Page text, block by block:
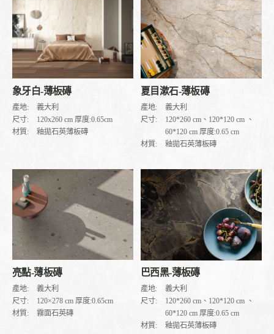
象牙白-薄板磚
產地:
義大利
尺寸:
120x260 cm 厚度:0.65cm
材質:
釉拋石英薄板磚
夏目漱石-薄板磚
產地:
義大利
尺寸:
120*260 cm、120*120 cm 、
60*120 cm 厚度:0.65 cm
材質:
釉拋石英薄板磚
亮點-薄板磚
產地:
義大利
尺寸:
120×278 cm 厚度:0.65cm
材質:
霧面石英磚
巴西黑-薄板磚
產地:
義大利
尺寸:
120*260 cm、120*120 cm 、
60*120 cm 厚度:0.65 cm
材質:
釉拋石英薄板磚